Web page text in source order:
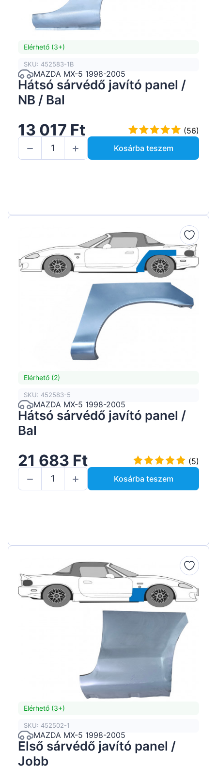
Elérhető (3+)
SKU: 452583-1B
MAZDA MX-5 1998-2005
Hátsó sárvédő javító panel /
NB / Bal
13 017 Ft
(56)
Kosárba teszem
Elérhető (2)
SKU: 452583-5
MAZDA MX-5 1998-2005
Hátsó sárvédő javító panel /
Bal
21 683 Ft
(5)
Kosárba teszem
Elérhető (3+)
SKU: 452502-1
MAZDA MX-5 1998-2005
Első sárvédő javító panel /
Jobb